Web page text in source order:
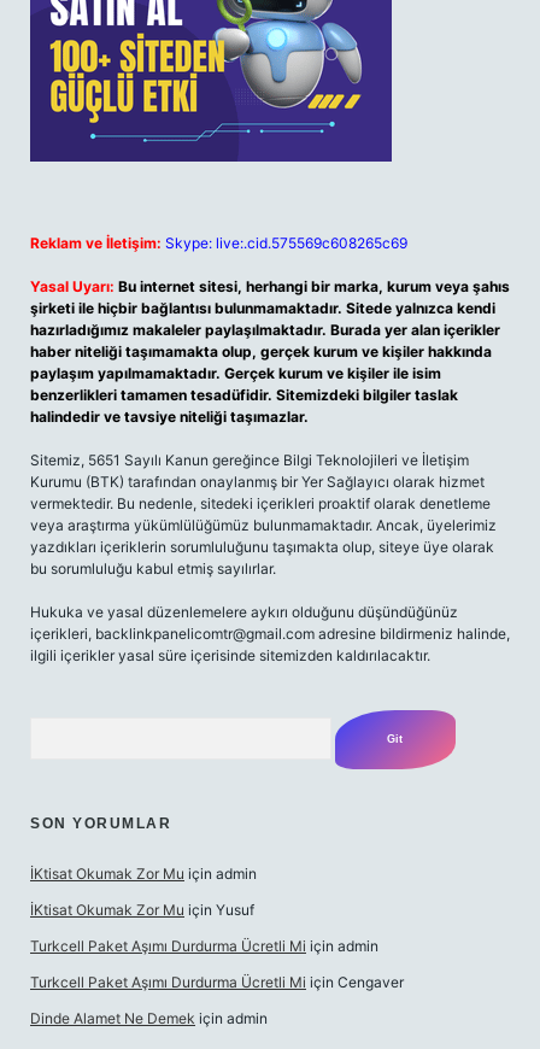
Reklam ve İletişim: Skype: live:.cid.575569c608265c69
Yasal Uyarı: Bu internet sitesi, herhangi bir marka, kurum veya şahıs
şirketi ile hiçbir bağlantısı bulunmamaktadır. Sitede yalnızca kendi
hazırladığımız makaleler paylaşılmaktadır. Burada yer alan içerikler
haber niteliği taşımamakta olup, gerçek kurum ve kişiler hakkında
paylaşım yapılmamaktadır. Gerçek kurum ve kişiler ile isim
benzerlikleri tamamen tesadüfidir. Sitemizdeki bilgiler taslak
halindedir ve tavsiye niteliği taşımazlar.
Sitemiz, 5651 Sayılı Kanun gereğince Bilgi Teknolojileri ve İletişim
Kurumu (BTK) tarafından onaylanmış bir Yer Sağlayıcı olarak hizmet
vermektedir. Bu nedenle, sitedeki içerikleri proaktif olarak denetleme
veya araştırma yükümlülüğümüz bulunmamaktadır. Ancak, üyelerimiz
yazdıkları içeriklerin sorumluluğunu taşımakta olup, siteye üye olarak
bu sorumluluğu kabul etmiş sayılırlar.
Hukuka ve yasal düzenlemelere aykırı olduğunu düşündüğünüz
içerikleri, backlinkpanelicomtr@gmail.com adresine bildirmeniz halinde,
ilgili içerikler yasal süre içerisinde sitemizden kaldırılacaktır.
SON YORUMLAR
İKtisat Okumak Zor Mu için admin
İKtisat Okumak Zor Mu için Yusuf
Turkcell Paket Aşımı Durdurma Ücretli Mi için admin
Turkcell Paket Aşımı Durdurma Ücretli Mi için Cengaver
Dinde Alamet Ne Demek için admin